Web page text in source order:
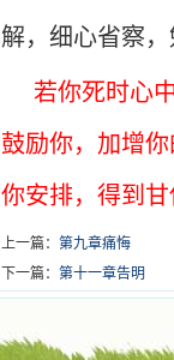
解，细心省察，
若你死时心
鼓励你，加增
你安排，得到甘
上一篇： 第九章痛悔
下一篇： 第十一章告明